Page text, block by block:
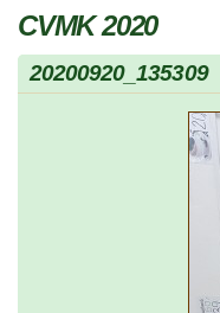
CVMK 2020
20200920_135309